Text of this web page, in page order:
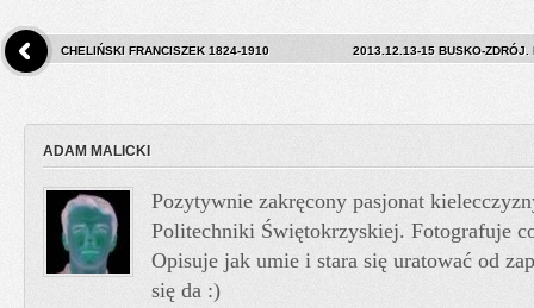
CHELIŃSKI FRANCISZEK 1824-1910 2013.12.13-15 BUSKO-ZDRÓJ.
ADAM MALICKI
Pozytywnie zakręcony pasjonat
Politechniki Świętokrzyskiej. Fotografuje
Opisuje jak umie i stara się uratować od
się da :)